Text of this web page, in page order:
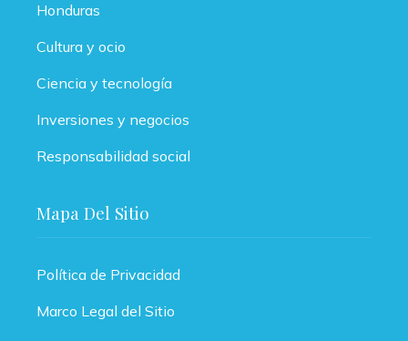
Honduras
Cultura y ocio
Ciencia y tecnología
Inversiones y negocios
Responsabilidad social
Mapa Del Sitio
Política de Privacidad
Marco Legal del Sitio